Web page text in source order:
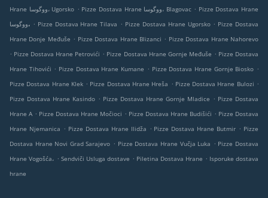
Hrane ووگوسا، Ugorsko . Pizze Dostava Hrane ووگوسا، Blagovac . Pizze Dostava Hrane
ووگوسا، . Pizze Dostava Hrane Tilava . Pizze Dostava Hrane Ugorsko . Pizze Dostava
Hrane Donje Međuše . Pizze Dostava Hrane Blizanci . Pizze Dostava Hrane Nahorevo
. Pizze Dostava Hrane Petrovići . Pizze Dostava Hrane Gornje Međuše . Pizze Dostava
Hrane Tihovići . Pizze Dostava Hrane Kumane . Pizze Dostava Hrane Gornje Biosko .
Pizze Dostava Hrane Klek . Pizze Dostava Hrane Hreša . Pizze Dostava Hrane Bulozi .
Pizze Dostava Hrane Kasindo . Pizze Dostava Hrane Gornje Mladice . Pizze Dostava
Hrane A . Pizze Dostava Hrane Močioci . Pizze Dostava Hrane Budišići . Pizze Dostava
Hrane Njemanica . Pizze Dostava Hrane Ilidža . Pizze Dostava Hrane Butmir . Pizze
Dostava Hrane Novi Grad Sarajevo . Pizze Dostava Hrane Vučja Luka . Pizze Dostava
Hrane Vogošća، . Sendviči Usluga dostave . Piletina Dostava Hrane . Isporuke dostava
hrane